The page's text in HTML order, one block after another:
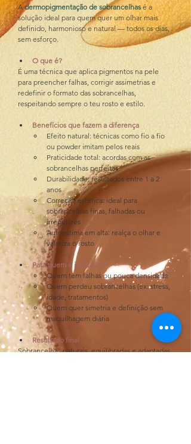
A dermopigmentação de sobrancelhas é a
solução ideal para quem quer um olhar mais
definido, harmonioso e natural — todos os dias,
sem esforço.
O que é?
É uma técnica que aplica pigmentos na pele
para preencher falhas, corrigir assimetrias e
redefinir o formato das sobrancelhas,
respeitando sempre o teu rosto e estilo.
Benefícios que fazem a diferença
Efeito natural: técnicas como fio a fio
ou powder imitam pelos reais
Praticidade total: acordas com as
sobrancelhas perfeitas
Durabilidade: resultados entre 1 a 2
anos
Correção estética: ideal para
sobrancelhas finas, falhadas ou
irregulares
Autoestima em alta: realça o olhar e
valoriza o rosto
Para quem é indicado?
Quem tem falhas ou pouca densidade
Quem perdeu sobrancelhas (ex: stress,
idade, tratamentos)
Quem quer simetria e definição sem
maquilhagem diária
Resultado final
Sobrancelhas naturais, equilibradas e adaptadas